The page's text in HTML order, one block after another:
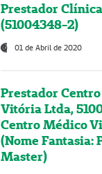
Prestador
(51004348-2)
01 de Abril de 2020
Prestador
Vitória Ltda,
Centro Médico
(Nome Fantasia:
Master)